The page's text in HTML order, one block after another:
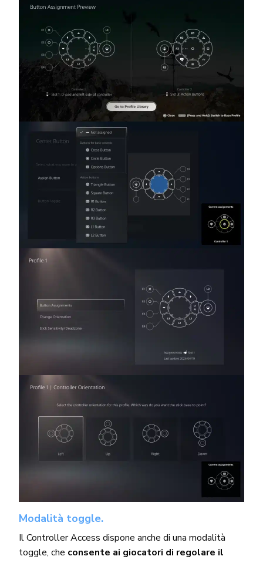
Modalità toggle.
Il Controller Access dispone anche di una modalità
toggle, che consente ai giocatori di regolare il